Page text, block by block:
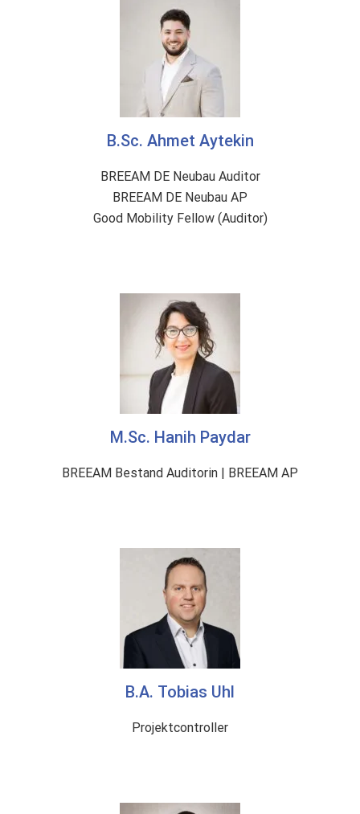
B.Sc. Ahmet Aytekin
BREEAM DE Neubau Auditor
BREEAM DE Neubau AP
Good Mobility Fellow (Auditor)
M.Sc. Hanih Paydar
BREEAM Bestand Auditorin | BREEAM AP
B.A. Tobias Uhl
Projektcontroller